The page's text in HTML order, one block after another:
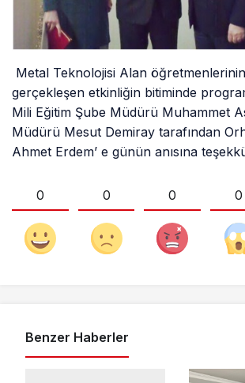
Metal Teknolojisi Alan öğretmenlerinin
gerçekleşen etkinliğin bitiminde
Mili Eğitim Şube Müdürü Muhammet
Müdürü Mesut Demiray tarafından
Ahmet Erdem’ e günün anısına
0 0 0 0
Benzer Haberler